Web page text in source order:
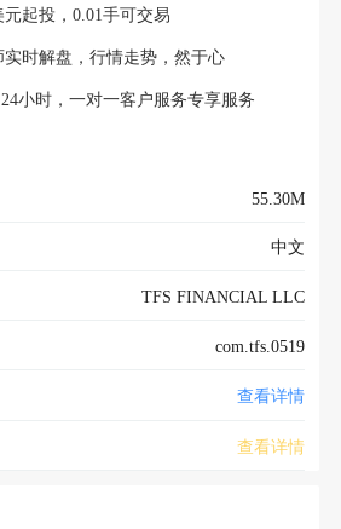
起投，0.01手可交易
时解盘，行情走势，然于心
时，一对一客户服务专享服务
55.30M
中文
TFS FINANCIAL LLC
com.tfs.0519
查看详情
查看详情